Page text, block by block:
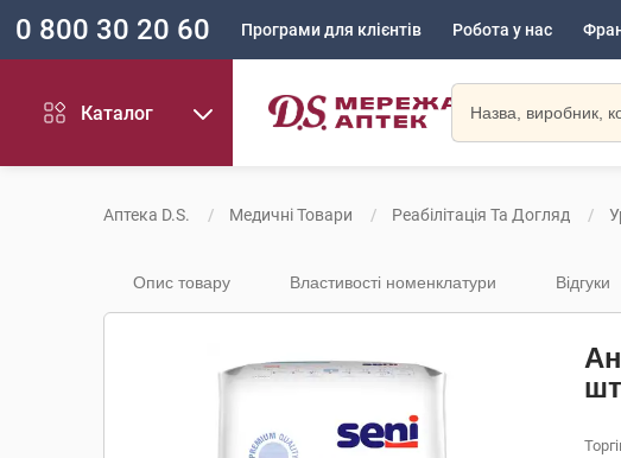
0 800 30 20 60 Програми для клієнтів Робота у нас
Каталог
Аптека D.S. Медичні Товари Реабілітація Та Догляд
Опис товару Властивості номенклатури Відгуки
шт